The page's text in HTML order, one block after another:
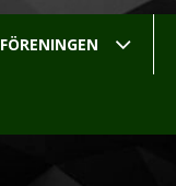
FÖRENINGEN